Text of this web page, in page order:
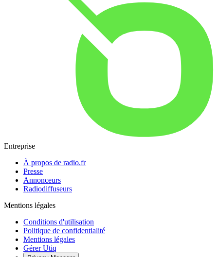
Entreprise
À propos de radio.fr
Presse
Annonceurs
Radiodiffuseurs
Mentions légales
Conditions d'utilisation
Politique de confidentialité
Mentions légales
Gérer Utiq